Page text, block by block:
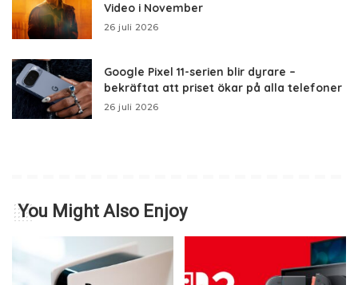
Video i November
26 juli 2026
Google Pixel 11-serien blir dyrare –
bekräftat att priset ökar på alla telefoner
26 juli 2026
You Might Also Enjoy